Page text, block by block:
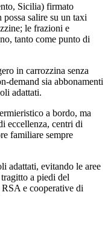
, Sicilia) firmato
salire su un taxi
le frazioni e
, tanto come punto di
in carrozzina senza
demand sia abbonamenti
adattati.
a bordo, ma
eccellenza, centri di
familiare sempre
adattati, evitando le aree
a piedi del
e cooperative di